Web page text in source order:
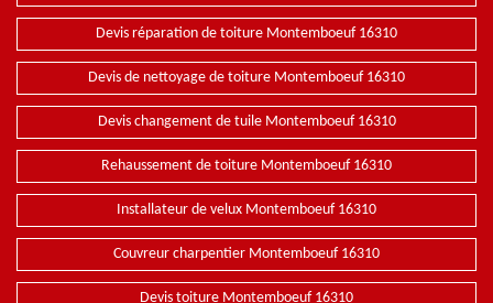
Devis réparation de toiture Montemboeuf 16310
Devis de nettoyage de toiture Montemboeuf 16310
Devis changement de tuile Montemboeuf 16310
Rehaussement de toiture Montemboeuf 16310
Installateur de velux Montemboeuf 16310
Couvreur charpentier Montemboeuf 16310
Devis toiture Montemboeuf 16310